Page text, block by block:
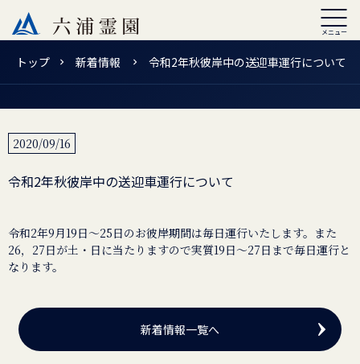
トップ 新着情報 令和2年秋彼岸中の送迎車運行について
2020/09/16
令和2年秋彼岸中の送迎車運行について
令和2年9月19日～25日のお彼岸期間は毎日運行いたします。また
26，27日が土・日に当たりますので実質19日～27日まで毎日運行と
なります。
新着情報一覧へ